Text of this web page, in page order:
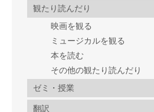
観たり読んだり
映画を観る
ミュージカルを観る
本を読む
その他の観たり読んだり
ゼミ・授業
翻訳